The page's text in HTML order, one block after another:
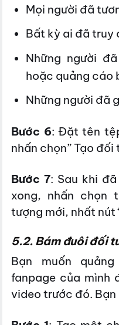
Mọi người đã
Bất kỳ ai đã truy
Những người
hoặc quảng cáo
Những người đã
Bước 6: Đặt tên
nhấn chọn” Tạo
Bước 7: Sau khi
xong, nhấn chọn
tượng mới, nhất nút
5.2. Bám đuôi đối
Bạn muốn
fanpage của mình
video trước đó. Bạn